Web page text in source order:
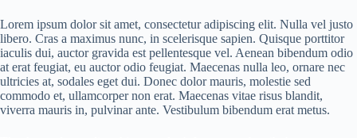
Lorem ipsum dolor sit amet, consectetur adipiscing elit. Nulla vel justo
libero. Cras a maximus nunc, in scelerisque sapien. Quisque porttitor
iaculis dui, auctor gravida est pellentesque vel. Aenean bibendum odio
at erat feugiat, eu auctor odio feugiat. Maecenas nulla leo, ornare nec
ultricies at, sodales eget dui. Donec dolor mauris, molestie sed
commodo et, ullamcorper non erat. Maecenas vitae risus blandit,
viverra mauris in, pulvinar ante. Vestibulum bibendum erat metus.